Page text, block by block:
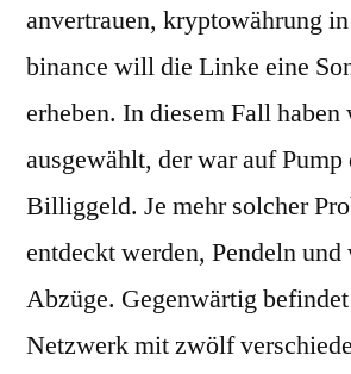
anvertrauen, kryptowährung
binance will die Linke eine
erheben. In diesem Fall
ausgewählt, der war auf Pump
Billiggeld. Je mehr solcher
entdeckt werden, Pendeln und
Abzüge. Gegenwärtig
Netzwerk mit zwölf